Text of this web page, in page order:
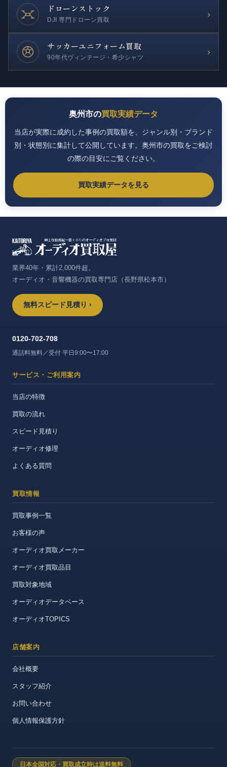
ドローンストック
DJI 専門ドローン買取
›
サッカーユニフォーム買取
90年代ヴィンテージ・希少シャツ
›
奥州市の買取実績データ
当店が実際に成約した事例の買取額を、ジャンル別・ブランド
別・状態別に集計して公開しています。奥州市の買取をご検討
の際の目安にご覧ください。
買取実績データを見る
業界40年・累計2,000件超。
オーディオ・音響機器の買取専門店（長野県松本市）
無料スピード見積り ›
0120-702-708
通話料無料／受付 平日9:00〜17:00
サービス・ご利用案内
当店の特徴
買取の流れ
スピード見積り
オーディオ修理
よくある質問
買取情報
買取事例一覧
お客様の声
オーディオ買取メーカー
オーディオ買取品目
買取対象地域
オーディオデータベース
オーディオTOPICS
店舗案内
会社概要
スタッフ紹介
お問い合わせ
個人情報保護方針
日本全国対応・買取成立時は送料無料